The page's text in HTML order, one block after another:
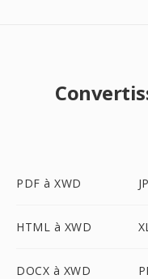
PDF à XWD
HTML à XWD
DOCX à XWD